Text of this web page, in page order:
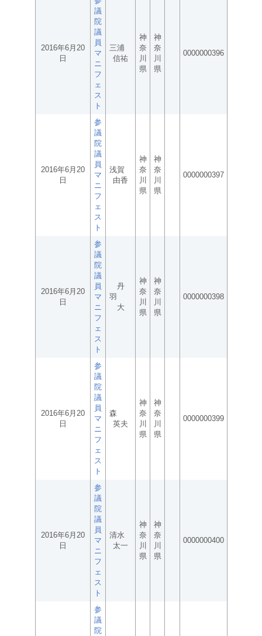
2016年6月20
日
議
院
議
員
マ
ニ
フ
ェ
ス
ト
三浦
信祐
神
奈
川
県
神
奈
川
県
0000000396
2016年6月20
日
参
議
院
議
員
マ
ニ
フ
ェ
ス
ト
浅賀
由香
神
奈
川
県
神
奈
川
県
0000000397
2016年6月20
日
参
議
院
議
員
マ
ニ
フ
ェ
ス
ト
丹
羽
大
神
奈
川
県
神
奈
川
県
0000000398
2016年6月20
日
参
議
院
議
員
マ
ニ
フ
ェ
ス
ト
森
英夫
神
奈
川
県
神
奈
川
県
0000000399
2016年6月20
日
参
議
院
議
員
マ
ニ
フ
ェ
ス
ト
清水
太一
神
奈
川
県
神
奈
川
県
0000000400
参
議
院